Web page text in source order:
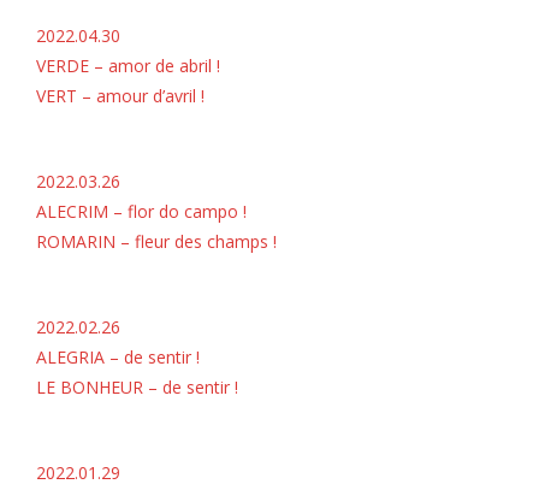
2022.04.30
VERDE – amor de abril !
VERT – amour d’avril !
2022.03.26
ALECRIM – flor do campo !
ROMARIN – fleur des champs !
2022.02.26
ALEGRIA – de sentir !
LE BONHEUR – de sentir !
2022.01.29